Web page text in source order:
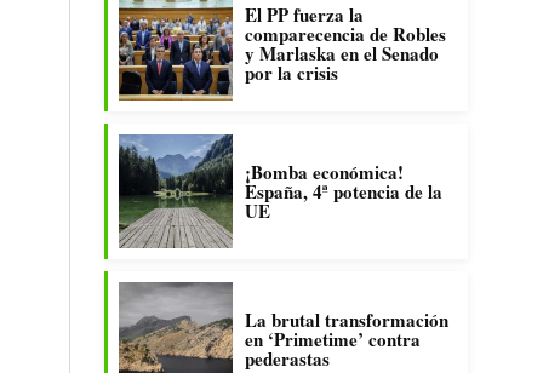
El PP fuerza la
comparecencia de Robles
y Marlaska en el Senado
por la crisis
¡Bomba económica!
España, 4ª potencia de la
UE
La brutal transformación
en ‘Primetime’ contra
pederastas